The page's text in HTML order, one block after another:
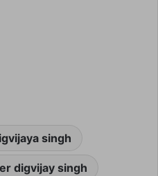
singh
digvijay singh